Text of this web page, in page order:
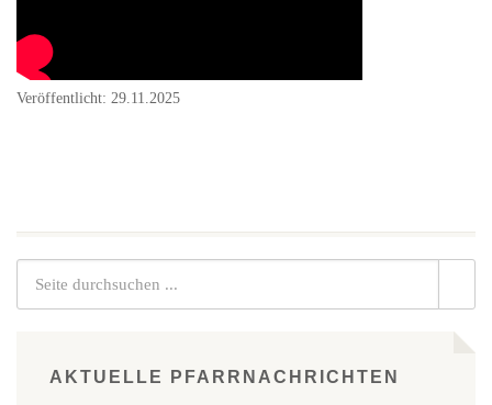
Veröffentlicht: 29.11.2025
AKTUELLE PFARRNACHRICHTEN